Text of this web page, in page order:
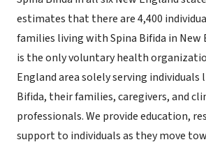
estimates that there are 4,400
families living with Spina Bifida in New
is the only voluntary health
England area solely serving individuals
Bifida, their families, caregivers, and
professionals. We provide education,
support to individuals as they move